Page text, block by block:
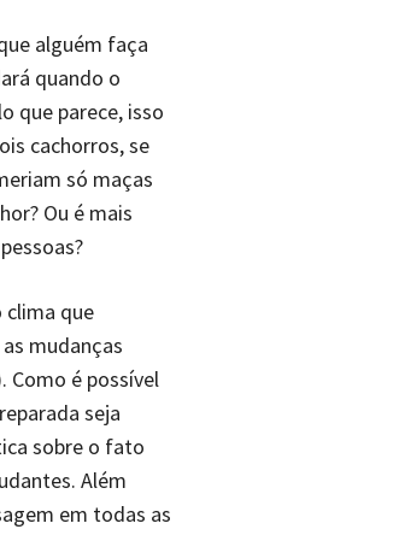
alguém faça
quando o
que parece, isso
cachorros, se
só maças
Ou é mais
clima que
mudanças
Como é possível
seja
sobre o fato
Além
em todas as